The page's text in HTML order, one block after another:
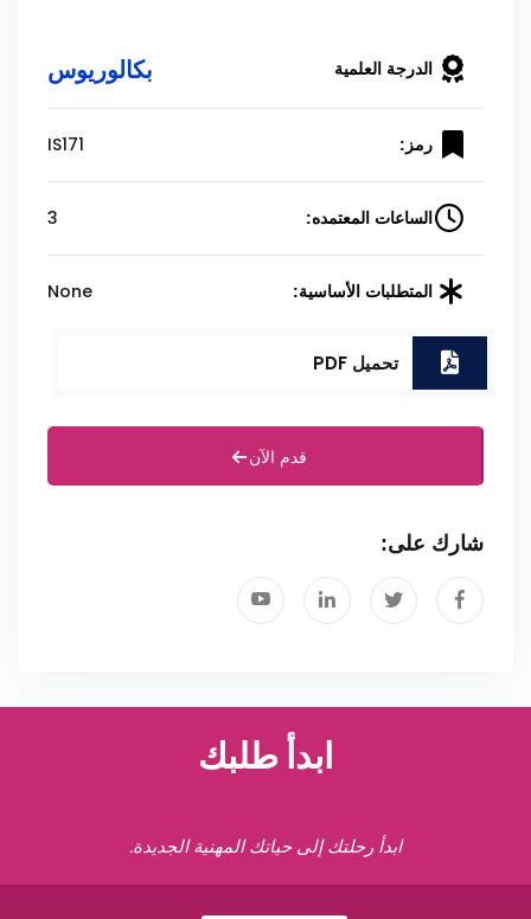
الدرجة العلمية بكالوريوس
رمز: IS171
الساعات المعتمده: 3
المتطلبات الأساسية: None
تحميل PDF
قدم الآن
شارك على:
ابدأ طلبك
ابدأ رحلتك إلى حياتك المهنية الجديدة.